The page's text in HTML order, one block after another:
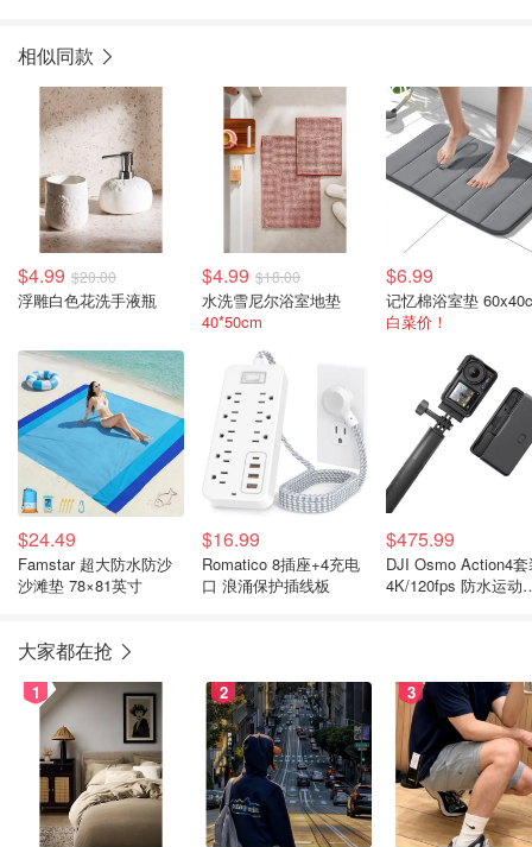
相似同款
$4.99 $20.00
浮雕白色花洗手液瓶
$4.99 $18.00
水洗雪尼尔浴室地垫
40*50cm
$6.99
白菜价！
$24.49
Famstar 超大防水防沙
沙滩垫 78×81英寸
$16.99
Romatico 8插座+4充电
口 浪涌保护插线板
$475.99
DJI Osmo Action4
4K/120fps 防水运动
大家都在抢
1 2 3